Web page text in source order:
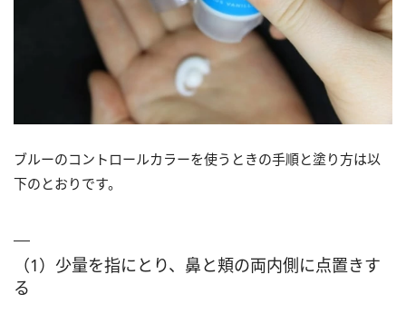
ブルーのコントロールカラーを使うときの手順と塗り方は以
下のとおりです。
（1）少量を指にとり、鼻と頬の両内側に点置きす
る